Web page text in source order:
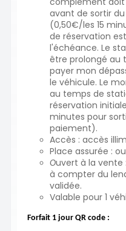
avant de sortir
(0,50€/les 15
de réservation
l'échéance. Le
être prolongé au
payer mon
le véhicule. Le
au temps de
réservation
minutes pour
paiement).
Accès : accès
Place assurée :
Ouvert à la vente
à compter du
validée.
Valable pour 1
Forfait 1 jour QR code :